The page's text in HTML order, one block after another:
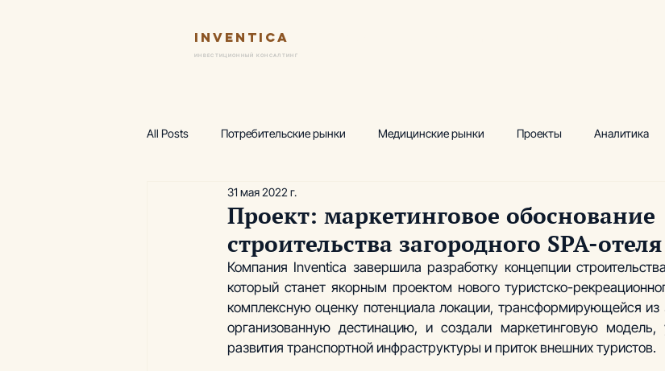
Inventica
ИНВЕСТИЦИОННЫЙ КОНСАЛТИНГ
All Posts Потребительские рынки Медицинские рынки Проекты Аналитика
Финансовая модель
Wellness-центр Горнолыжные комплексы Производство Сопровождение
Аналитика, термы Аналитика, фитнес Академия инвестиционных проектов
Проект: маркетинговое обоснование
строительства загородного SPA-отеля
31 мая 2022 г.
Компания Inventica завершила разработку концепции
который станет якорным проектом нового туристско-
комплексную оценку потенциала локации, трансформирующейся из
организованную дестинацию, и создали маркетинговую
развития транспортной инфраструктуры и приток внешних туристов.